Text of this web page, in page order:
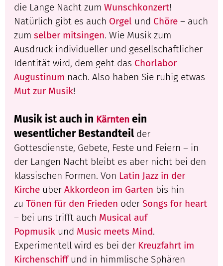
die Lange Nacht zum Wunschkonzert!
Natürlich gibt es auch Orgel und Chöre – auch
zum selber mitsingen. Wie Musik zum
Ausdruck individueller und gesellschaftlicher
Identität wird, dem geht das Chorlabor
Augustinum nach. Also haben Sie ruhig etwas
Mut zur Musik!
Musik ist auch in Kärnten ein
wesentlicher Bestandteilder
Gottesdienste, Gebete, Feste und Feiern – in
der Langen Nacht bleibt es aber nicht bei den
klassischen Formen. Von Latin Jazz in der
Kirche über Akkordeon im Garten bis hin
zu Tönen für den Frieden oder Songs for heart
– bei uns trifft auch Musical auf
Popmusik und Music meets Mind.
Experimentell wird es bei der Kreuzfahrt im
Kirchenschiffund in himmlische Sphären